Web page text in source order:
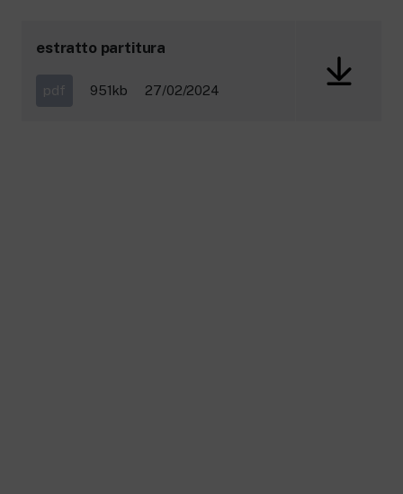
estratto partitura
pdf 951kb 27/02/2024